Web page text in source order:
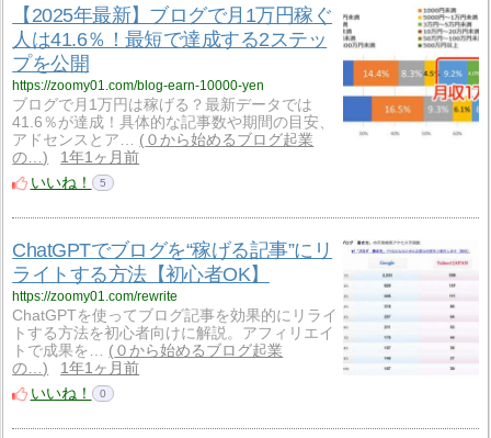
【2025年最新】ブログで月1万円稼ぐ
人は41.6％！最短で達成する2ステッ
プを公開
https://zoomy01.com/blog-earn-10000-yen
ブログで月1万円は稼げる？最新データでは
41.6％が達成！具体的な記事数や期間の目安、
アドセンスとア…
０から始めるブログ起業
の…
1年1ヶ月前
いいね！
5
ChatGPTでブログを“稼げる記事”にリ
ライトする方法【初心者OK】
https://zoomy01.com/rewrite
ChatGPTを使ってブログ記事を効果的にリライ
トする方法を初心者向けに解説。アフィリエイ
トで成果を…
０から始めるブログ起業
の…
1年1ヶ月前
いいね！
0